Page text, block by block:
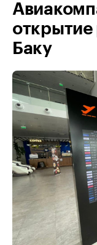
открытие
Баку